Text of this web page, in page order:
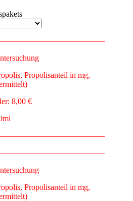
Propolisanteil in mg,
8,00 €
Propolisanteil in mg,